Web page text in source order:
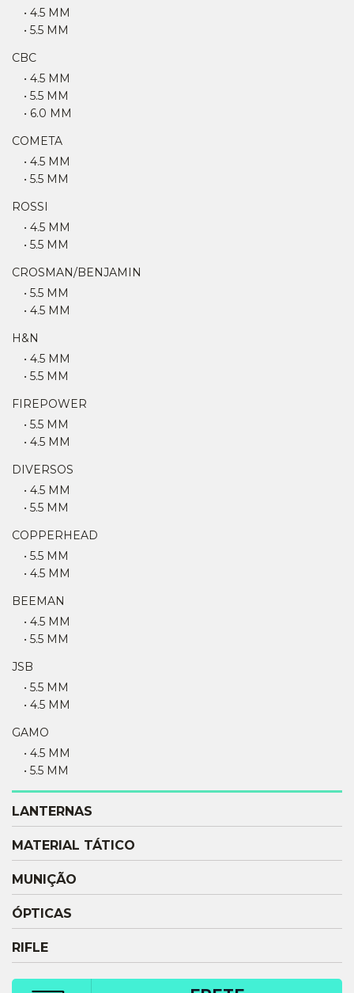
• 4.5 MM
• 5.5 MM
CBC
• 4.5 MM
• 5.5 MM
• 6.0 MM
COMETA
• 4.5 MM
• 5.5 MM
ROSSI
• 4.5 MM
• 5.5 MM
CROSMAN/BENJAMIN
• 5.5 MM
• 4.5 MM
H&N
• 4.5 MM
• 5.5 MM
FIREPOWER
• 5.5 MM
• 4.5 MM
DIVERSOS
• 4.5 MM
• 5.5 MM
COPPERHEAD
• 5.5 MM
• 4.5 MM
BEEMAN
• 4.5 MM
• 5.5 MM
JSB
• 5.5 MM
• 4.5 MM
GAMO
• 4.5 MM
• 5.5 MM
LANTERNAS
MATERIAL TÁTICO
MUNIÇÃO
ÓPTICAS
RIFLE